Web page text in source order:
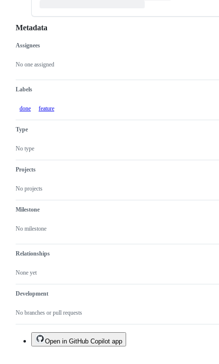
Metadata
Metadata
Assignees
No one assigned
Labels
done feature
Type
No type
Projects
No projects
Milestone
No milestone
Relationships
None yet
Development
No branches or pull requests
Issue
actions
Open in GitHub Copilot app